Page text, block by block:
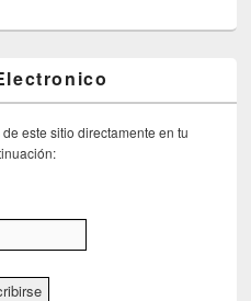
este sitio directamente en tu